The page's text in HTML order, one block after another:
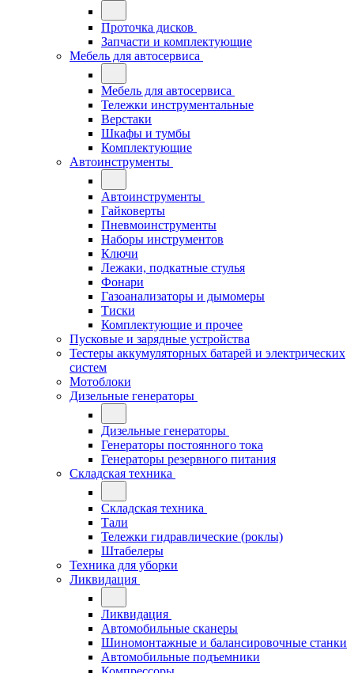
Проточка дисков
Запчасти и комплектующие
Мебель для автосервиса
Мебель для автосервиса
Тележки инструментальные
Верстаки
Шкафы и тумбы
Комплектующие
Автоинструменты
Автоинструменты
Гайковерты
Пневмоинструменты
Наборы инструментов
Ключи
Лежаки, подкатные стулья
Фонари
Газоанализаторы и дымомеры
Тиски
Комплектующие и прочее
Пусковые и зарядные устройства
Тестеры аккумуляторных батарей и электрических
систем
Мотоблоки
Дизельные генераторы
Дизельные генераторы
Генераторы постоянного тока
Генераторы резервного питания
Складская техника
Складская техника
Тали
Тележки гидравлические (роклы)
Штабелеры
Техника для уборки
Ликвидация
Ликвидация
Автомобильные сканеры
Шиномонтажные и балансировочные станки
Автомобильные подъемники